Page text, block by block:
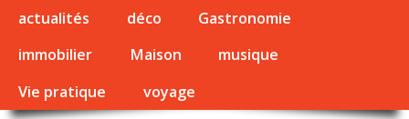
actualités déco
Gastronomie
immobilier
Maison
musique
Vie pratique
voyage